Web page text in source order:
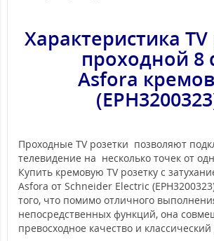
Характеристика TV
проходной 8
Asfora
Проходные TV розетки позволяют
телевидение на несколько точек от
Купить кремовую TV розетку с
Asfora от Schneider Electric
того, что помимо отличного
непосредственных функций, она
превосходное качество и